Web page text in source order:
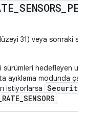
SENSORS
31) veya sonraki
sürümleri hedefleyen
ayıklama modunda
istiyorlarsa